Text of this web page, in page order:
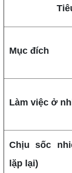
Mục đích
Làm việc ở
Chịu sốc
lặp lại)